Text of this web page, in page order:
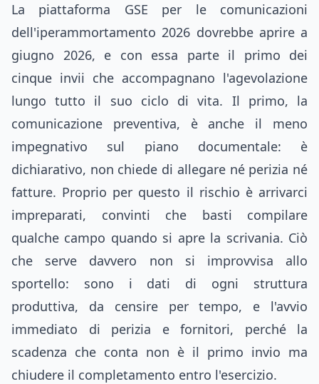
La piattaforma GSE per le comunicazioni
dell'iperammortamento 2026 dovrebbe aprire a
giugno 2026, e con essa parte il primo dei
cinque invii che accompagnano l'agevolazione
lungo tutto il suo ciclo di vita. Il primo, la
comunicazione preventiva, è anche il meno
impegnativo sul piano documentale: è
dichiarativo, non chiede di allegare né perizia né
fatture. Proprio per questo il rischio è arrivarci
impreparati, convinti che basti compilare
qualche campo quando si apre la scrivania. Ciò
che serve davvero non si improvvisa allo
sportello: sono i dati di ogni struttura
produttiva, da censire per tempo, e l'avvio
immediato di perizia e fornitori, perché la
scadenza che conta non è il primo invio ma
chiudere il completamento entro l'esercizio.